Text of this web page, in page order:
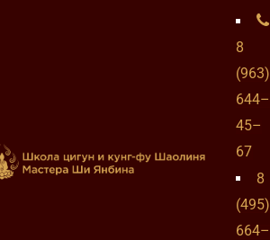
8
(963)
644–
45–
67
8
(495)
664–